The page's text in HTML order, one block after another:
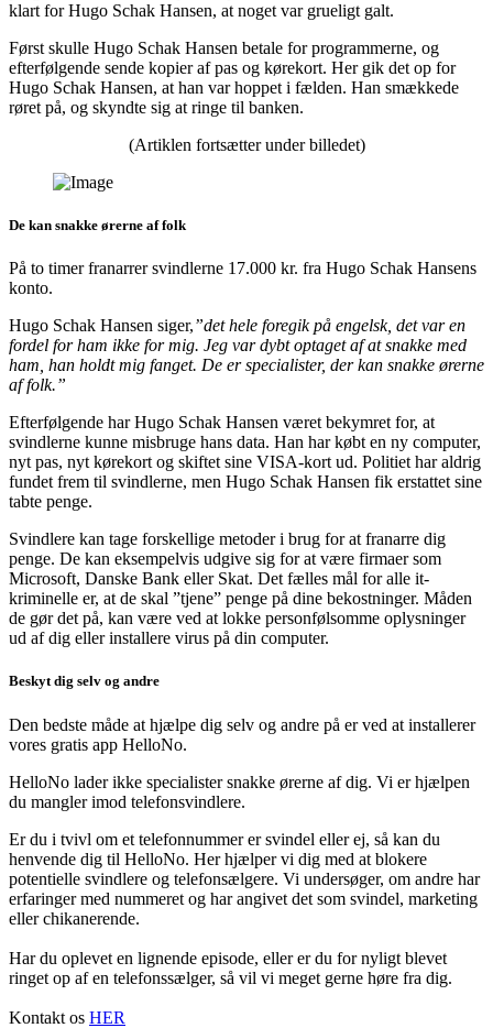
klart for Hugo Schak Hansen, at noget var grueligt galt.
Først skulle Hugo Schak Hansen betale for programmerne, og
efterfølgende sende kopier af pas og kørekort. Her gik det op for
Hugo Schak Hansen, at han var hoppet i fælden. Han smækkede
røret på, og skyndte sig at ringe til banken.
(Artiklen fortsætter under billedet)
De kan snakke ørerne af folk
På to timer franarrer svindlerne 17.000 kr. fra Hugo Schak Hansens
konto.
Hugo Schak Hansen siger,”det hele foregik på engelsk, det var en
fordel for ham ikke for mig. Jeg var dybt optaget af at snakke med
ham, han holdt mig fanget. De er specialister, der kan snakke ørerne
af folk.”
Efterfølgende har Hugo Schak Hansen været bekymret for, at
svindlerne kunne misbruge hans data. Han har købt en ny computer,
nyt pas, nyt kørekort og skiftet sine VISA-kort ud. Politiet har aldrig
fundet frem til svindlerne, men Hugo Schak Hansen fik erstattet sine
tabte penge.
Svindlere kan tage forskellige metoder i brug for at franarre dig
penge. De kan eksempelvis udgive sig for at være firmaer som
Microsoft, Danske Bank eller Skat. Det fælles mål for alle it-
kriminelle er, at de skal ”tjene” penge på dine bekostninger. Måden
de gør det på, kan være ved at lokke personfølsomme oplysninger
ud af dig eller installere virus på din computer.
Beskyt dig selv og andre
Den bedste måde at hjælpe dig selv og andre på er ved at installerer
vores gratis app HelloNo.
HelloNo lader ikke specialister snakke ørerne af dig. Vi er hjælpen
du mangler imod telefonsvindlere.
Er du i tvivl om et telefonnummer er svindel eller ej, så kan du
henvende dig til HelloNo. Her hjælper vi dig med at blokere
potentielle svindlere og telefonsælgere. Vi undersøger, om andre har
erfaringer med nummeret og har angivet det som svindel, marketing
eller chikanerende.
Har du oplevet en lignende episode, eller er du for nyligt blevet
ringet op af en telefonssælger, så vil vi meget gerne høre fra dig.
Kontakt os HER